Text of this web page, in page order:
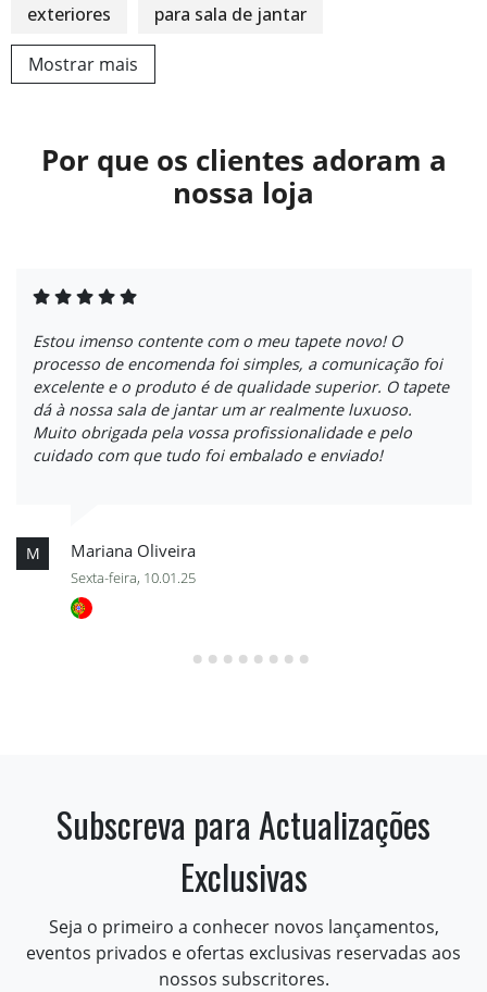
exteriores para sala de jantar
Mostrar mais
Por que os clientes adoram a
nossa loja
Estou imenso contente com o meu tapete novo! O
processo de encomenda foi simples, a comunicação foi
excelente e o produto é de qualidade superior. O tapete
dá à nossa sala de jantar um ar realmente luxuoso.
Muito obrigada pela vossa profissionalidade e pelo
cuidado com que tudo foi embalado e enviado!
M Mariana Oliveira
Sexta-feira, 10.01.25
Subscreva para Actualizações
Exclusivas
Seja o primeiro a conhecer novos lançamentos,
eventos privados e ofertas exclusivas reservadas aos
nossos subscritores.